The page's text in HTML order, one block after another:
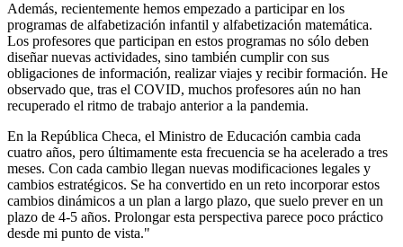
Además, recientemente hemos empezado a participar en los
programas de alfabetización infantil y alfabetización matemática.
Los profesores que participan en estos programas no sólo deben
diseñar nuevas actividades, sino también cumplir con sus
obligaciones de información, realizar viajes y recibir formación. He
observado que, tras el COVID, muchos profesores aún no han
recuperado el ritmo de trabajo anterior a la pandemia.
En la República Checa, el Ministro de Educación cambia cada
cuatro años, pero últimamente esta frecuencia se ha acelerado a tres
meses. Con cada cambio llegan nuevas modificaciones legales y
cambios estratégicos. Se ha convertido en un reto incorporar estos
cambios dinámicos a un plan a largo plazo, que suelo prever en un
plazo de 4-5 años. Prolongar esta perspectiva parece poco práctico
desde mi punto de vista."